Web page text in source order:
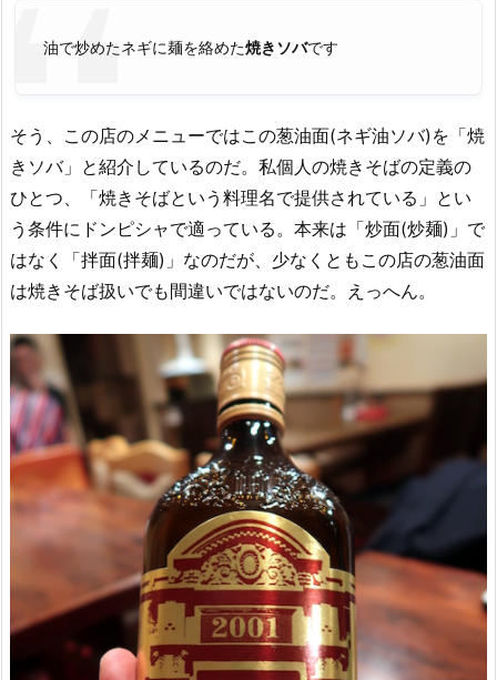
油で炒めたネギに麺を絡めた焼きソバです
そう、この店のメニューではこの葱油面(ネギ油ソバ)を「焼
きソバ」と紹介しているのだ。私個人の焼きそばの定義の
ひとつ、「焼きそばという料理名で提供されている」とい
う条件にドンピシャで適っている。本来は「炒面(炒麺)」で
はなく「拌面(拌麺)」なのだが、少なくともこの店の葱油面
は焼きそば扱いでも間違いではないのだ。えっへん。